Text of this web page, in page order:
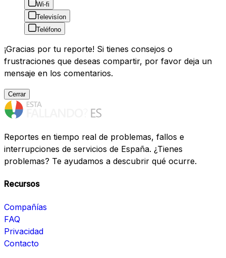
Wi-fi
Televisíon
Teléfono
¡Gracias por tu reporte! Si tienes consejos o
frustraciones que deseas compartir, por favor deja un
mensaje en los comentarios.
Cerrar
Reportes en tiempo real de problemas, fallos e
interrupciones de servicios de España. ¿Tienes
problemas? Te ayudamos a descubrir qué ocurre.
Recursos
Compañías
FAQ
Privacidad
Contacto